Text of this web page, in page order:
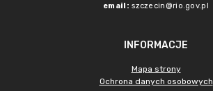
email: szczecin@rio.gov.pl
INFORMACJE
Mapa strony
Ochrona danych osobowych